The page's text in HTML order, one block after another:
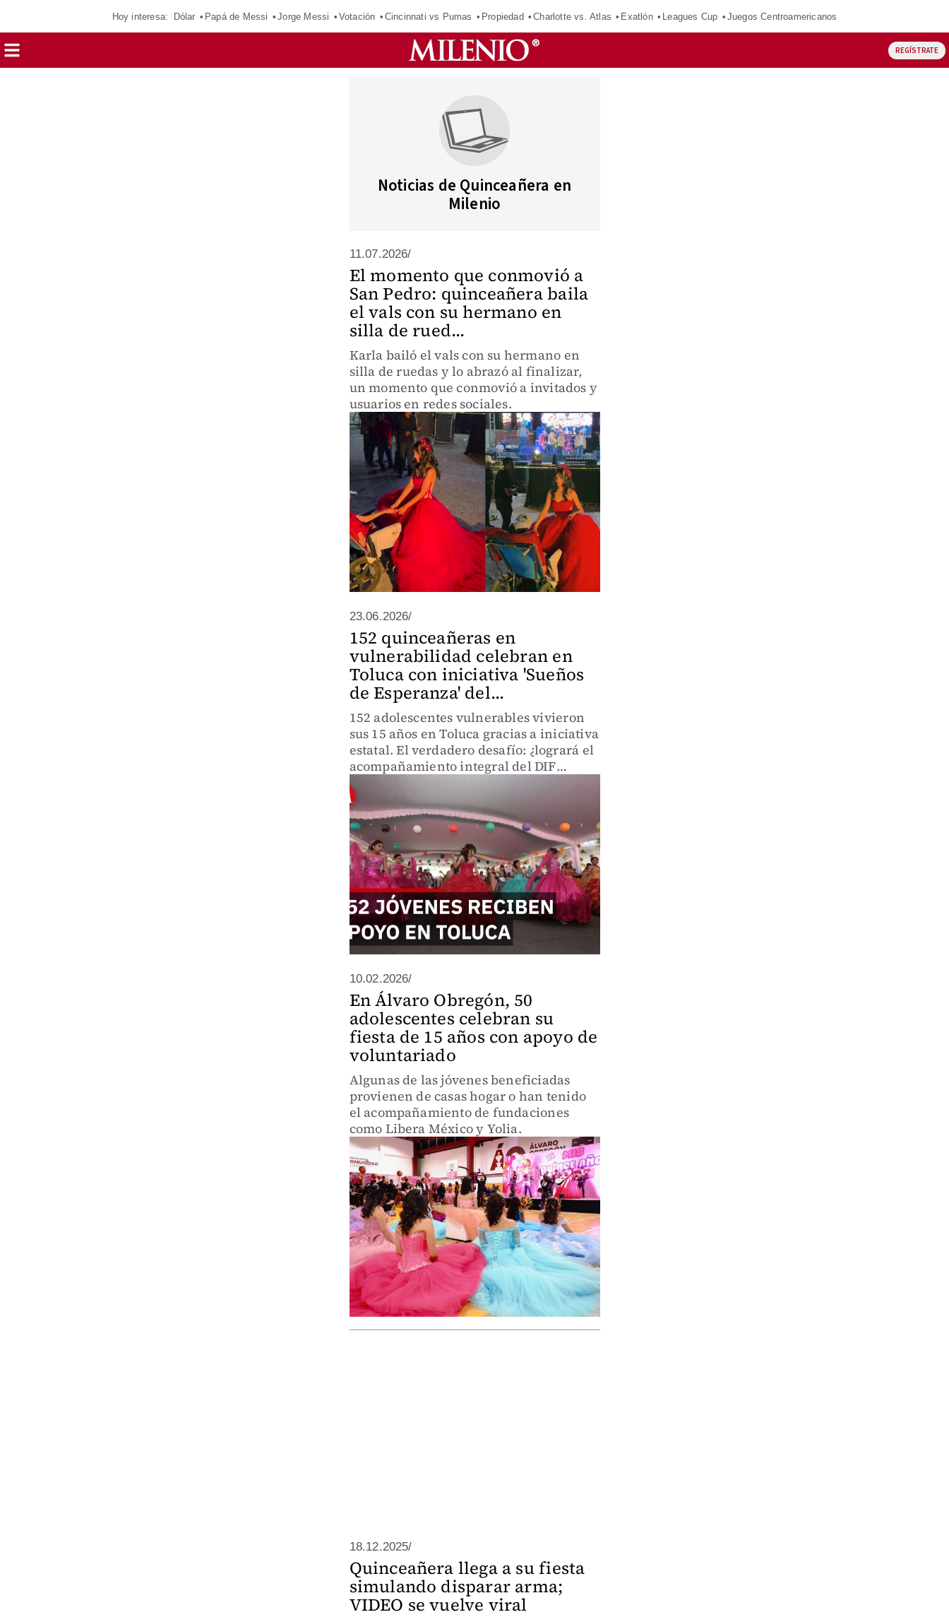
Hoy interesa: Dólar Papá de Messi Jorge Messi Votación Cincinnati vs Pumas Propiedad Charlotte vs. Atlas Exatlón Leagues Cup Juegos Centroamericanos
REGÍSTRATE
Noticias de Quinceañera en
Milenio
11.07.2026/
El momento que conmovió a
San Pedro: quinceañera baila
el vals con su hermano en
silla de rued...
Karla bailó el vals con su hermano en
silla de ruedas y lo abrazó al finalizar,
un momento que conmovió a invitados y
usuarios en redes sociales.
23.06.2026/
152 quinceañeras en
vulnerabilidad celebran en
Toluca con iniciativa 'Sueños
de Esperanza' del...
152 adolescentes vulnerables vivieron
sus 15 años en Toluca gracias a iniciativa
estatal. El verdadero desafío: ¿logrará el
acompañamiento integral del DIF
fortalecer sus proyectos de vida más allá
de la celebración?
10.02.2026/
En Álvaro Obregón, 50
adolescentes celebran su
fiesta de 15 años con apoyo de
voluntariado
Algunas de las jóvenes beneficiadas
provienen de casas hogar o han tenido
el acompañamiento de fundaciones
como Libera México y Yolia.
18.12.2025/
Quinceañera llega a su fiesta
simulando disparar arma;
VIDEO se vuelve viral